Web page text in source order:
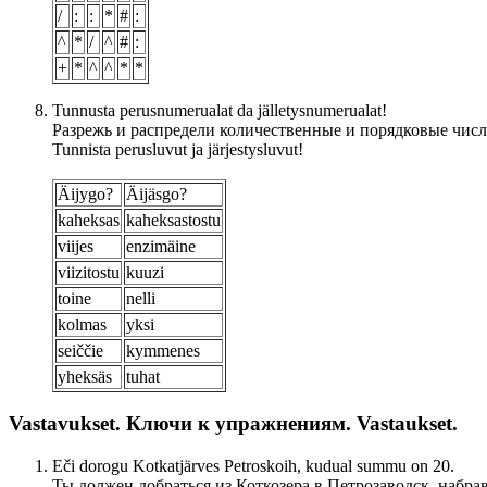
/
: : * # :
^ * / ^ # :
+ * ^ ^ * *
Tunnusta perusnumerualat da jälletysnumerualat!
Разрежь и распредели количественные и порядковые
Tunnista perusluvut ja järjestysluvut!
Äijygo?
Äijäsgo?
kaheksas kaheksastostu
viijes
enzimäine
viizitostu kuuzi
toine
nelli
kolmas
yksi
seiččie
kymmenes
yheksäs
tuhat
Vastavukset. Ключи к упражнениям. Vastaukset.
Eči dorogu Kotkatjärves Petroskoih, kudual summu on 20.